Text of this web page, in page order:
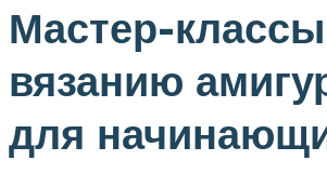
Мастер-
вязанию
для